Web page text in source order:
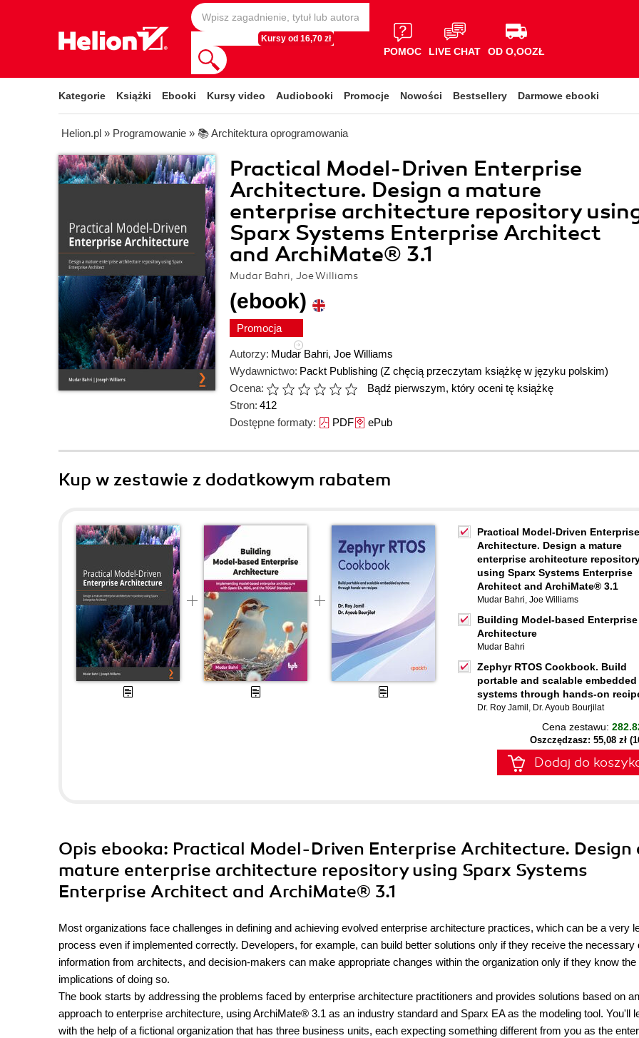
Kursy od 16,70 zł
POMOC LIVE CHAT OD O,OOZŁ
Kategorie Książki Ebooki Kursy video Audiobooki Promocje Nowości Bestsellery Darmowe ebooki
Helion.pl » Programowanie » 📚 Architektura oprogramowania
Practical Model-Driven Enterprise
Architecture. Design a mature
enterprise architecture repository
Sparx Systems Enterprise Architect
and ArchiMate® 3.1
Mudar Bahri, Joe Williams
(ebook)
Promocja
Autorzy: Mudar Bahri, Joe Williams
Wydawnictwo: Packt Publishing (Z chęcią przeczytam książkę w języku polskim)
Ocena:
Bądź pierwszym, który oceni tę książkę
Stron: 412
Dostępne formaty: PDFePub
Kup w zestawie z dodatkowym rabatem
Practical Model-Driven Enterprise
Architecture. Design a mature
enterprise architecture
using Sparx Systems Enterprise
Architect and ArchiMate® 3.1
Mudar Bahri, Joe Williams
Building Model-based Enterprise
Architecture
Mudar Bahri
Zephyr RTOS Cookbook. Build
portable and scalable embedded
systems through hands-on
Dr. Roy Jamil , Dr. Ayoub Bourjilat
Cena zestawu:
Oszczędzasz: 55,08 zł
Dodaj do
Opis ebooka: Practical Model-Driven Enterprise Architecture. Design
mature enterprise architecture repository using Sparx Systems
Enterprise Architect and ArchiMate® 3.1
Most organizations face challenges in defining and achieving evolved enterprise architecture practices, which can be a very
process even if implemented correctly. Developers, for example, can build better solutions only if they receive the necessary
information from architects, and decision-makers can make appropriate changes within the organization only if they know the
implications of doing so.
The book starts by addressing the problems faced by enterprise architecture practitioners and provides solutions based on
approach to enterprise architecture, using ArchiMate® 3.1 as an industry standard and Sparx EA as the modeling tool. You'll
with the help of a fictional organization that has three business units, each expecting something different from you as the